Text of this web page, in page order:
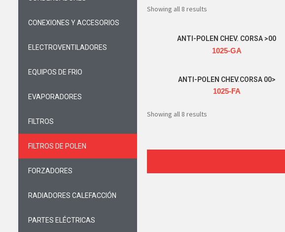
CONEXIONES Y ACCESORIOS
ELECTROVENTILADORES
EQUIPOS DE FRIO
EVAPORADORES
FILTROS
FILTROS DE POLEN
FORZADORES
RADIADORES CALEFACCIÓN
PARTES ELÉCTRICAS
Showing all 8 results
ANTI-POLEN CHEV. CORSA >00
1025-GA
ANTI-POLEN CHEV.CORSA 00>
1025-FA
Showing all 8 results